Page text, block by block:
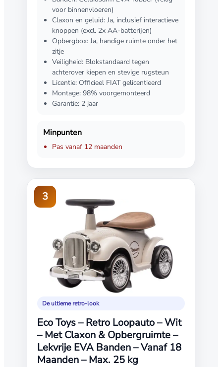
voor binnenvloeren)
Claxon en geluid: Ja, inclusief interactieve
knoppen (excl. 2x AA-batterijen)
Opbergbox: Ja, handige ruimte onder het
zitje
Veiligheid: Blokstandaard tegen
achterover kiepen en stevige rugsteun
Licentie: Officieel FIAT gelicentieerd
Montage: 98% voorgemonteerd
Garantie: 2 jaar
Minpunten
Pas vanaf 12 maanden
3
De ultieme retro-look
Eco Toys – Retro Loopauto – Wit
– Met Claxon & Opbergruimte –
Lekvrije EVA Banden – Vanaf 18
Maanden – Max. 25 kg